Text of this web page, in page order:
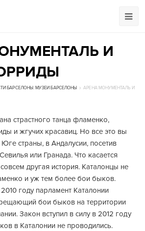
И
БАРСЕЛОНЫ , МУЗЕИ БАРСЕЛОНЫ
АРЕНА МОНУМЕНТАЛЬ И
страстного танца фламенко,
и жгучих красавиц. Но все это вы
страны, в Андалусии, посетив
или Гранада. Что касается
другая история. Каталонцы не
и уж тем более бои быков.
году парламент Каталонии
бои быков на территории
Закон вступил в силу в 2012 году
в Каталонии не проводились.